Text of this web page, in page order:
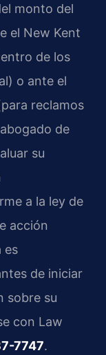
monto del
el New Kent
de los
o ante el
reclamos
de
su
a la ley de
acción
es
de iniciar
sobre su
con Law
7747.